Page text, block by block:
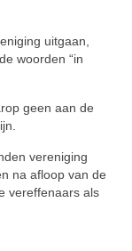
uitgaan,
woorden “in
geen aan de
vereniging
na afloop van de
vereffenaars als